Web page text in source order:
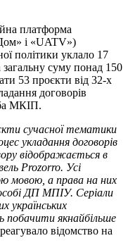
платформа
і «UATV»)
політики уклало 17
загальну суму понад 150
53 проєкти від 32-х
договорів
МКІП.
сучасної тематики
укладання договорів
відображається в
Prozorro. Усі
мовою, а права на них
ДП МПІУ. Серіали
українських
побачити якнайбільше
відомство на